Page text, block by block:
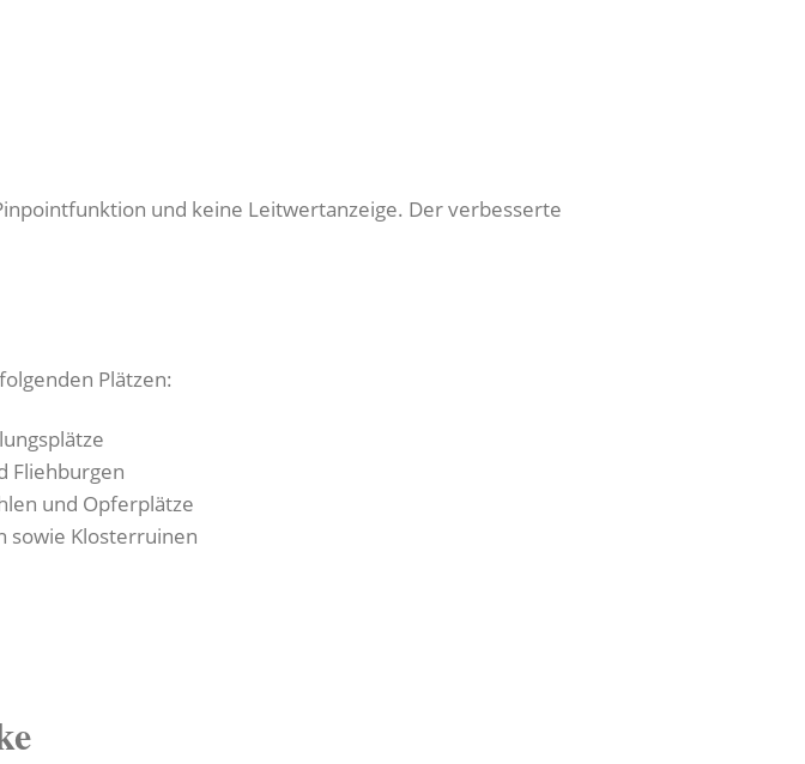
und keine Leitwertanzeige. Der verbesserte
Plätzen:
Fliehburgen
und Opferplätze
sowie Klosterruinen